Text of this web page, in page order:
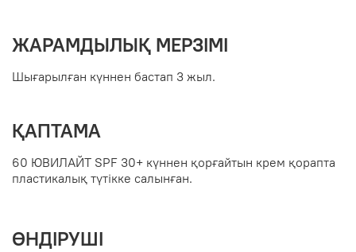
ЖАРАМДЫЛЫҚ МЕРЗІМІ
Шығарылған күннен бастап 3 жыл.
ҚАПТАМА
60 ЮВИЛАЙТ SPF 30+ күннен қорғайтын крем қорапта
пластикалық түтікке салынған.
ӨНДІРУШІ